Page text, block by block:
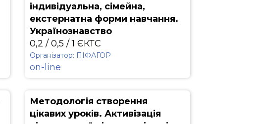
індивідуальна, сімейна,
екстернатна форми навчання.
Українознавство
0,2 / 0,5 / 1 ЄКТС
Організатор: ПІФАГОР
on-line
Методологія створення
цікавих уроків. Активізація